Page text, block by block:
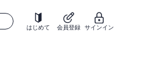
はじめて 会員登録 サインイン